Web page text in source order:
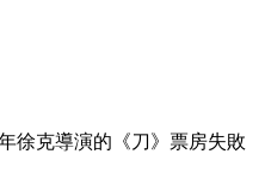
徐克導演的《刀》票房失敗